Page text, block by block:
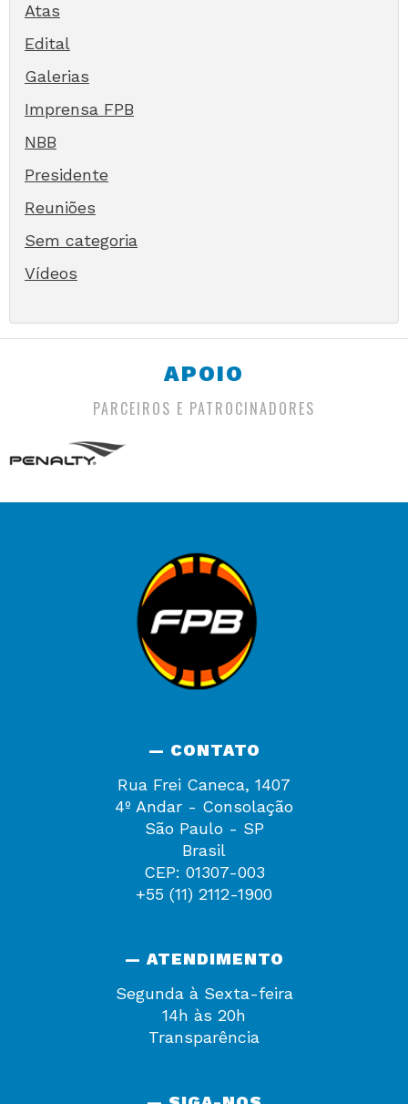
Atas
Edital
Galerias
Imprensa FPB
NBB
Presidente
Reuniões
Sem categoria
Vídeos
APOIO
PARCEIROS E PATROCINADORES
— CONTATO
Rua Frei Caneca, 1407
4º Andar - Consolação
São Paulo - SP
Brasil
CEP: 01307-003
+55 (11) 2112-1900
— ATENDIMENTO
Segunda à Sexta-feira
14h às 20h
Transparência